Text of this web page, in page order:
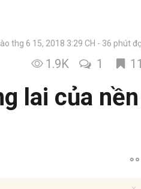
thg 6 15, 2018 3:29 CH 36 phút
1.9K 1
lai của nền